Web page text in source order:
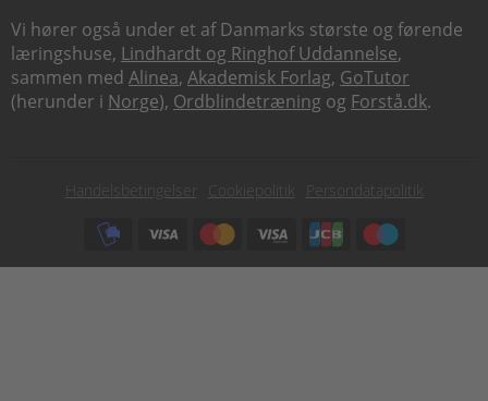
Vi hører også under et af Danmarks største og førende
læringshuse, Lindhardt og Ringhof Uddannelse,
sammen med Alinea, Akademisk Forlag, GoTutor
(herunder i Norge), Ordblindetræning og Forstå.dk.
Subfooter
Handelsbetingelser Cookiepolitik
Persondatapolitik
Subfooter
payment
options